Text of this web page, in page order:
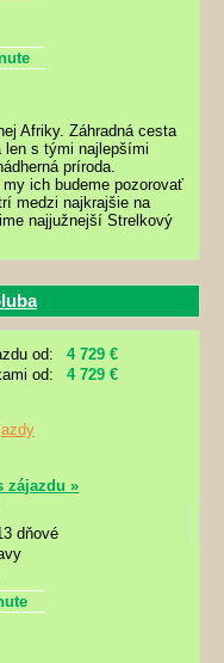
Afriky. Záhradná cesta
len s tými najlepšími
príroda.
ich budeme pozorovať
medzi najkrajšie na
najjužnejší Strelkový
od:
4 729 €
od:
4 729 €
zájazdu »
dňové